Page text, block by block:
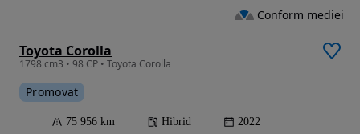
Toyota Corolla
1798 cm3 • 98 CP • Toyota Corolla
Promovat
75 956 km Hibrid 2022
Conform mediei